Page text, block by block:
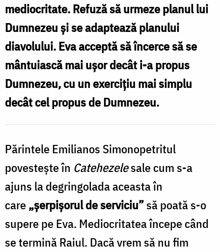
mediocritate. Refuză să urmeze planul lui
Dumnezeu și se adaptează planului
diavolului. Eva acceptă să încerce să se
mântuiască mai ușor decât i-a propus
Dumnezeu, cu un exercițiu mai simplu
decât cel propus de Dumnezeu.
Părintele Emilianos Simonopetritul
povestește în Catehezelesale cum s-a
ajuns la degringolada aceasta în
care„șerpișorul de serviciu”să poată s-o
supere pe Eva. Mediocritatea începe când
se termină Raiul. Dacă vrem să nu fim